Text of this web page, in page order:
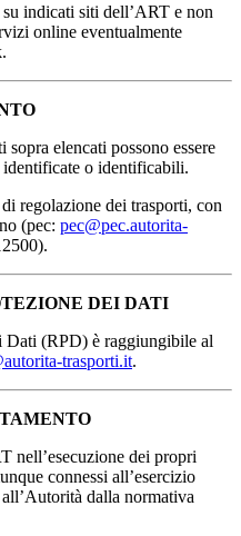
indicati siti dell’ART e non
online eventualmente
elencati possono essere
o identificabili.
regolazione dei trasporti, con
(pec: pec@pec.autorita-
DEI DATI
Dati (RPD) è raggiungibile al
trasporti.it.
nell’esecuzione dei propri
connessi all’esercizio
dalla normativa